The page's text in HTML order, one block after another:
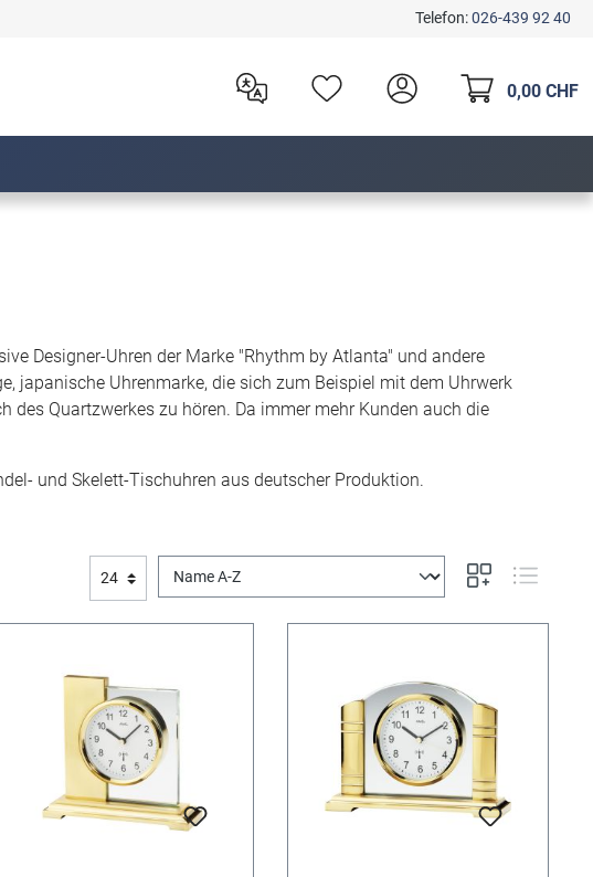
Telefon:026-439 92 40
0,00 CHF
Designer-Uhren der Marke "Rhythm by Atlanta" und andere
japanische Uhrenmarke, die sich zum Beispiel mit dem Uhrwerk
des Quartzwerkes zu hören. Da immer mehr Kunden auch die
und Skelett-Tischuhren aus deutscher Produktion.